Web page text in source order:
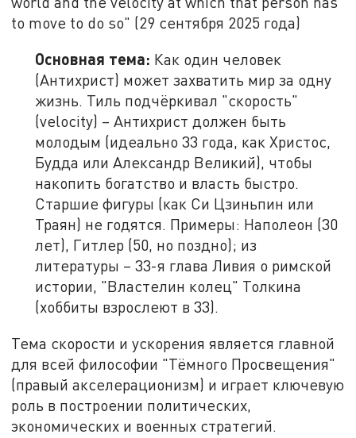
to move to do so" (29 сентября 2025 года)
Основная тема: Как один человек
(Антихрист) может захватить мир за одну
жизнь. Тиль подчёркивал "скорость"
(velocity) – Антихрист должен быть
молодым (идеально 33 года, как Христос,
Будда или Александр Великий), чтобы
накопить богатство и власть быстро.
Старшие фигуры (как Си Цзиньпин или
Траян) не годятся. Примеры: Наполеон (30
лет), Гитлер (50, но поздно); из
литературы – 33-я глава Ливия о римской
истории, "Властелин колец" Толкина
(хоббиты взрослеют в 33).
Тема скорости и ускорения является главной
для всей философии "Тёмного Просвещения"
(правый акселерационизм) и играет ключевую
роль в построении политических,
экономических и военных стратегий.